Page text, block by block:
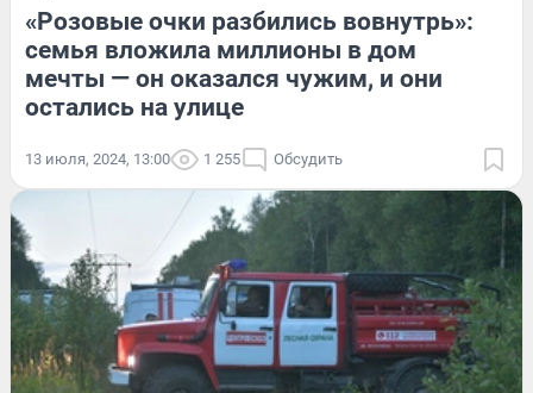
«Розовые очки разбились вовнутрь»:
семья вложила миллионы в дом
мечты — он оказался чужим, и они
остались на улице
13 июля, 2024, 13:00 1 255 Обсудить